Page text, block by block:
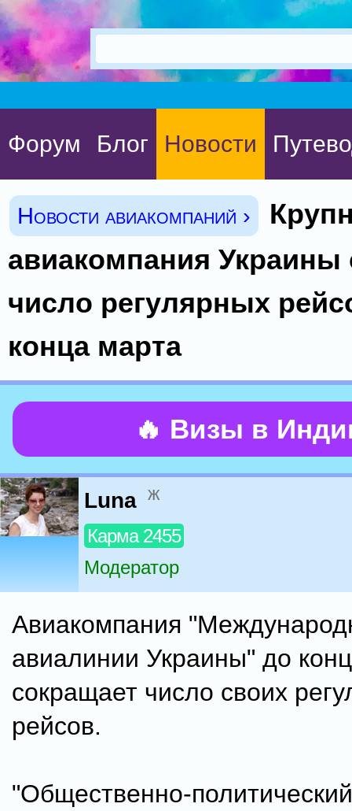
Форум Блог Новости
Новости авиакомпаний ›
авиакомпания Украины
число регулярных
конца марта
🔥 Визы в
Luna ж
Карма 2455
Модератор
Авиакомпания
авиалинии Украины" до
сокращает число своих
рейсов.
"Общественно-